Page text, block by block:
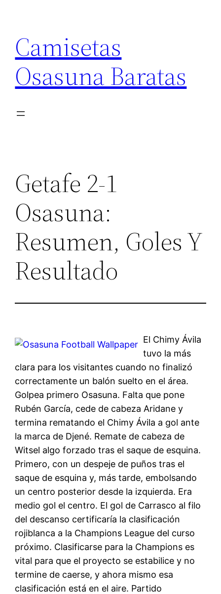
contenido
Camisetas
Osasuna Baratas
Getafe 2-1
Osasuna:
Resumen, Goles Y
Resultado
El Chimy Ávila
tuvo la más
clara para los visitantes cuando no finalizó
correctamente un balón suelto en el área.
Golpea primero Osasuna. Falta que pone
Rubén García, cede de cabeza Aridane y
termina rematando el Chimy Ávila a gol ante
la marca de Djené. Remate de cabeza de
Witsel algo forzado tras el saque de esquina.
Primero, con un despeje de puños tras el
saque de esquina y, más tarde, embolsando
un centro posterior desde la izquierda. Era
medio gol el centro. El gol de Carrasco al filo
del descanso certificaría la clasificación
rojiblanca a la Champions League del curso
próximo. Clasificarse para la Champions es
vital para que el proyecto se estabilice y no
termine de caerse, y ahora mismo esa
clasificación está en el aire. Partido